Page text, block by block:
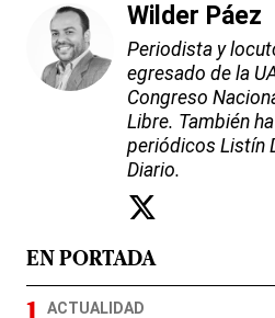
Wilder Páez
Periodista y
egresado de la
Congreso
Libre. También
periódicos Listín
Diario.
EN PORTADA
ACTUALIDAD